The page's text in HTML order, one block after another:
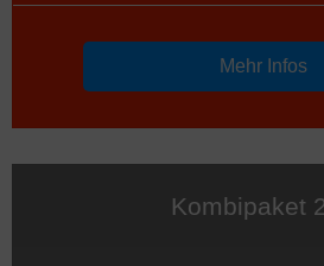
Mehr Infos
Kombipaket